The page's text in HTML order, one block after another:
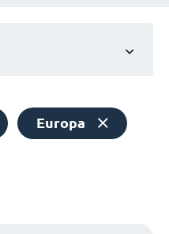
Europa